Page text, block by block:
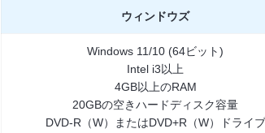
ウィンドウズ
Windows 11/10 (64ビット)
Intel i3以上
4GB以上のRAM
20GBの空きハードディスク容量
DVD-R（W）またはDVD+R（W）ドライブ